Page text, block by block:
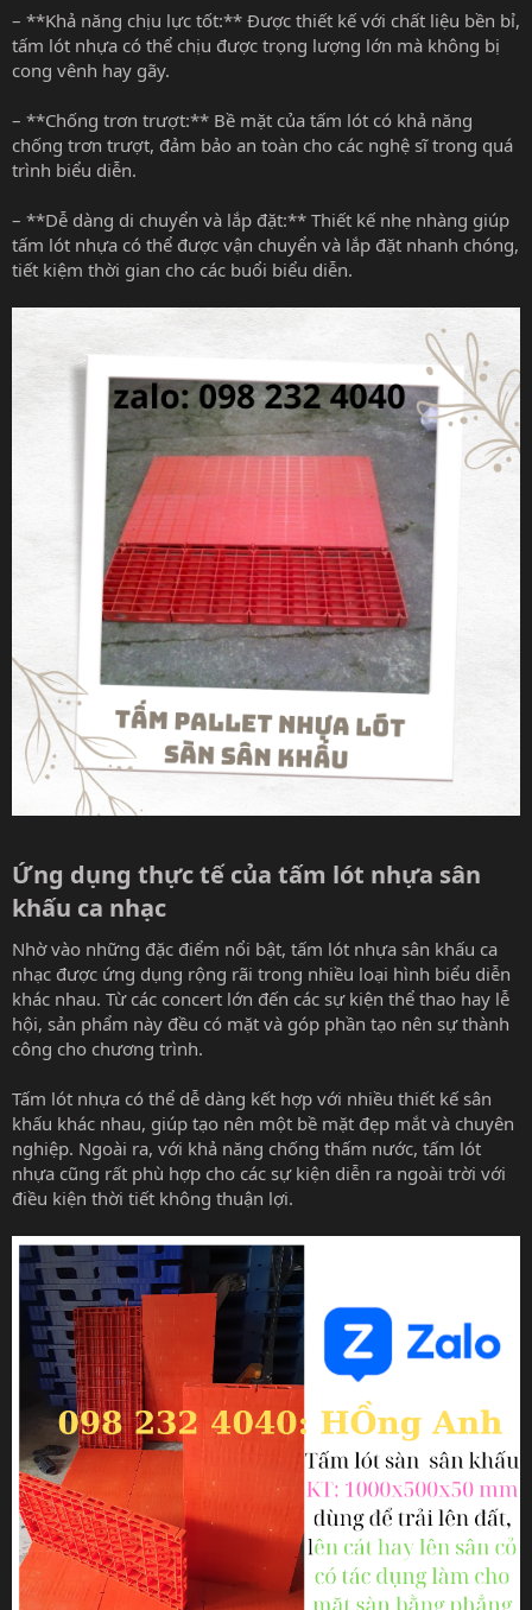
– **Khả năng chịu lực tốt:** Được thiết kế với chất liệu bền bỉ,
tấm lót nhựa có thể chịu được trọng lượng lớn mà không bị
cong vênh hay gãy.
– **Chống trơn trượt:** Bề mặt của tấm lót có khả năng
chống trơn trượt, đảm bảo an toàn cho các nghệ sĩ trong quá
trình biểu diễn.
– **Dễ dàng di chuyển và lắp đặt:** Thiết kế nhẹ nhàng giúp
tấm lót nhựa có thể được vận chuyển và lắp đặt nhanh chóng,
tiết kiệm thời gian cho các buổi biểu diễn.
Ứng dụng thực tế của tấm lót nhựa sân
khấu ca nhạc​
Nhờ vào những đặc điểm nổi bật, tấm lót nhựa sân khấu ca
nhạc được ứng dụng rộng rãi trong nhiều loại hình biểu diễn
khác nhau. Từ các concert lớn đến các sự kiện thể thao hay lễ
hội, sản phẩm này đều có mặt và góp phần tạo nên sự thành
công cho chương trình.
Tấm lót nhựa có thể dễ dàng kết hợp với nhiều thiết kế sân
khấu khác nhau, giúp tạo nên một bề mặt đẹp mắt và chuyên
nghiệp. Ngoài ra, với khả năng chống thấm nước, tấm lót
nhựa cũng rất phù hợp cho các sự kiện diễn ra ngoài trời với
điều kiện thời tiết không thuận lợi.